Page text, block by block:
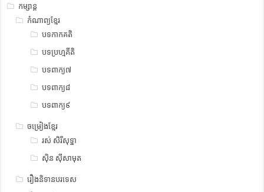
កម្សាន្ត
កំណាព្យខ្មែរ
បទកាកគតិ
បទប្រហ្មគីតិ
បទពាក្យ៧
បទពាក្យ៨
បទពាក្យ៩
ចម្រៀងខ្មែរ
រស់ សិរីសុទ្ឋា
ស៊ិន ស៊ីសាមុត
រឿងនិទានបរទេស